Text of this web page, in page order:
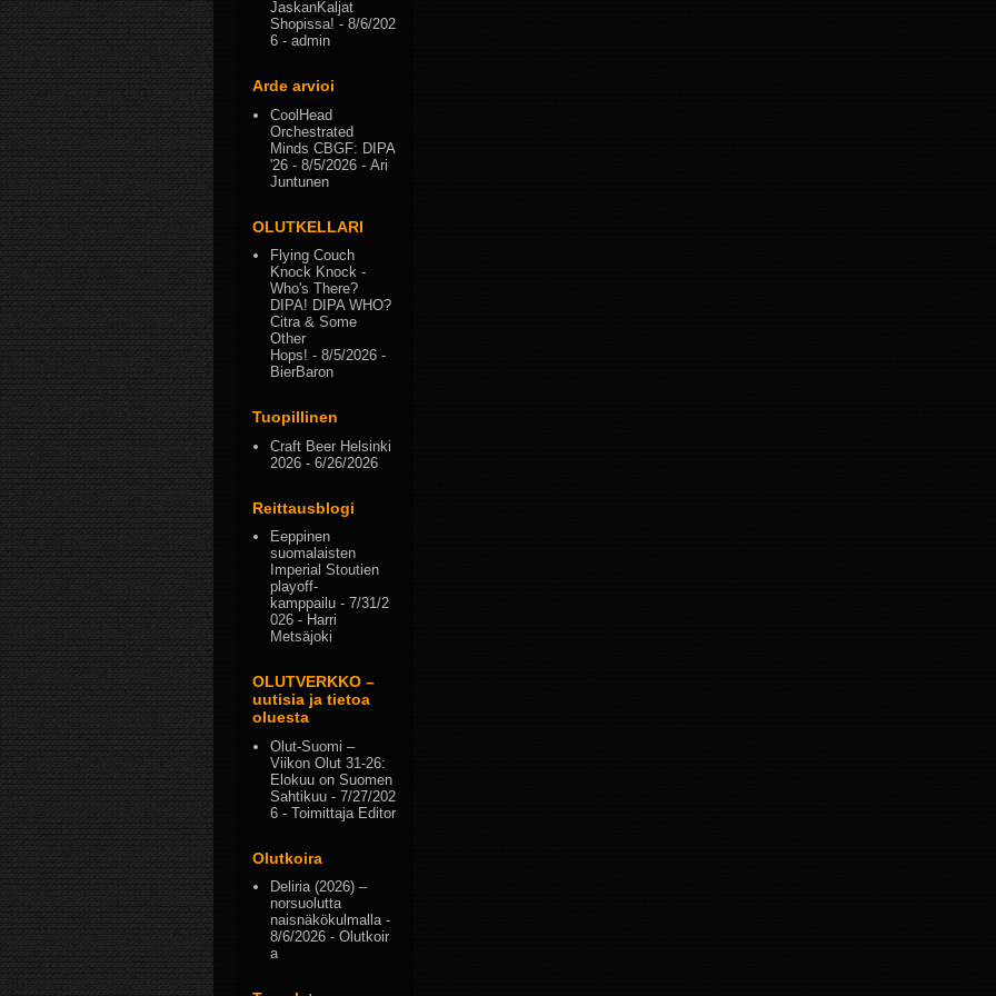
JaskanKaljat
Shopissa! - 8/6/202
6 - admin
Arde arvioi
CoolHead
Orchestrated
Minds CBGF: DIPA
'26 - 8/5/2026 - Ari
Juntunen
OLUTKELLARI
Flying Couch
Knock Knock -
Who's There?
DIPA! DIPA WHO?
Citra & Some
Other
Hops! - 8/5/2026 -
BierBaron
Tuopillinen
Craft Beer Helsinki
2026 - 6/26/2026
Reittausblogi
Eeppinen
suomalaisten
Imperial Stoutien
playoff-
kamppailu - 7/31/2
026 - Harri
Metsäjoki
OLUTVERKKO –
uutisia ja tietoa
oluesta
Olut-Suomi –
Viikon Olut 31-26:
Elokuu on Suomen
Sahtikuu - 7/27/202
6 - Toimittaja Editor
Olutkoira
Deliria (2026) –
norsuolutta
naisnäkökulmalla-
8/6/2026 - Olutkoir
a